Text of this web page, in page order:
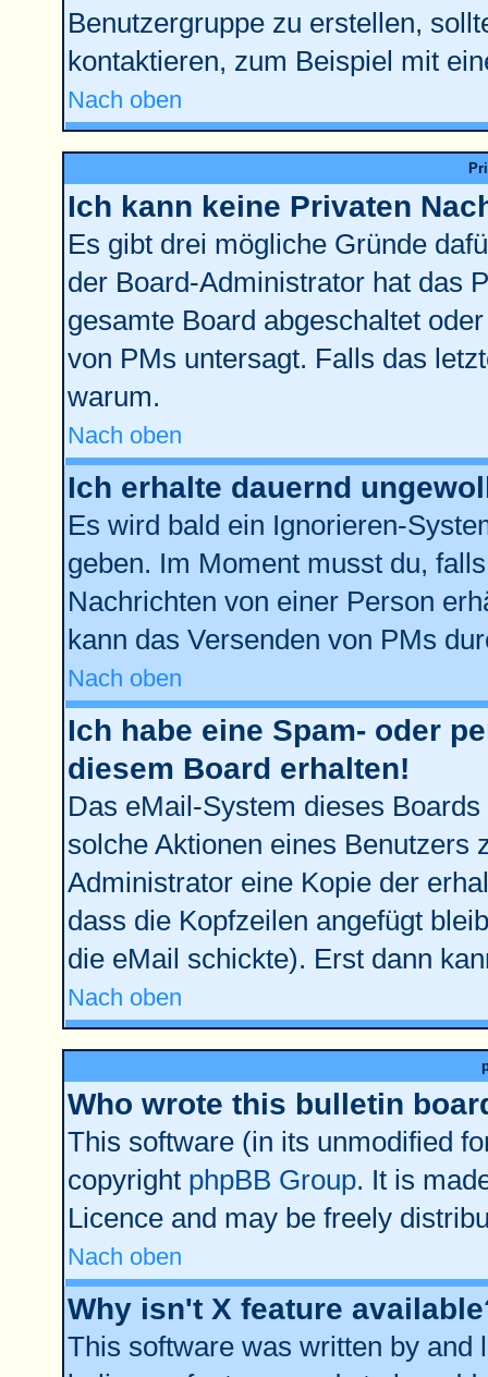
Benutzergruppe zu erstellen,
kontaktieren, zum Beispiel mit
Nach oben
Ich kann keine Privaten
Es gibt drei mögliche Gründe
der Board-Administrator hat das
gesamte Board abgeschaltet
von PMs untersagt. Falls das
warum.
Nach oben
Ich erhalte dauernd
Es wird bald ein Ignorieren-
geben. Im Moment musst du,
Nachrichten von einer Person
kann das Versenden von PMs
Nach oben
Ich habe eine Spam- oder
diesem Board erhalten!
Das eMail-System dieses
solche Aktionen eines Benutzers
Administrator eine Kopie der
dass die Kopfzeilen angefügt
die eMail schickte). Erst dann
Nach oben
Who wrote this bulletin
This software (in its unmodified
copyright phpBB Group. It is
Licence and may be freely
Nach oben
Why isn't X feature
This software was written by and